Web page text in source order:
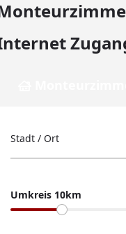
Stadt / Ort
Umkreis 10km